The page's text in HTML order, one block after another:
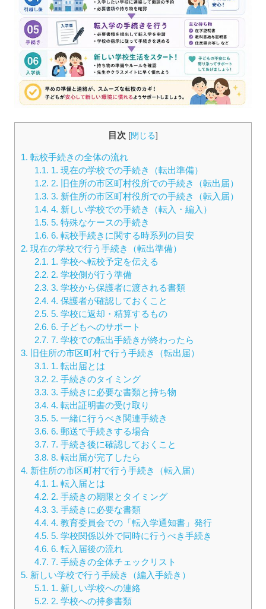
目次 [閉じる]
1. 転校手続きの全体の流れ
1.1. 1. 現在の学校での手続き（転出準備）
1.2. 2. 旧住所の市区町村役所での手続き（転出届）
1.3. 3. 新住所の市区町村役所での手続き（転入届）
1.4. 4. 新しい学校での手続き（転入・編入）
1.5. 5. 特殊なケースの手続き
1.6. 6. 転校手続きに関する時系列の目安
2. 現在の学校で行う手続き（転出準備）
2.1. 1. 学校へ転校予定を伝える
2.2. 2. 学校側が行う準備
2.3. 3. 学校から保護者に渡される書類
2.4. 4. 保護者が確認しておくこと
2.5. 5. 学校に返却・精算するもの
2.6. 6. 子どもへのサポート
2.7. 7. 学校での転出手続きが終わったら
3. 旧住所の市区町村で行う手続き（転出届）
3.1. 1. 転出届とは
3.2. 2. 手続きのタイミング
3.3. 3. 手続きに必要な書類と持ち物
3.4. 4. 転出証明書の受け取り
3.5. 5. 一緒に行うべき関連手続き
3.6. 6. 郵送で手続きする場合
3.7. 7. 手続き後に確認しておくこと
3.8. 8. 転出届が完了したら
4. 新住所の市区町村で行う手続き（転入届）
4.1. 1. 転入届とは
4.2. 2. 手続きの期限とタイミング
4.3. 3. 手続きに必要な書類
4.4. 4. 教育委員会での「転入学通知書」発行
4.5. 5. 学校関係以外で同時に行うべき手続き
4.6. 6. 転入届後の流れ
4.7. 7. 手続きの全体チェックリスト
5. 新しい学校で行う手続き（編入手続き）
5.1. 1. 新しい学校への連絡
5.2. 2. 学校への持参書類